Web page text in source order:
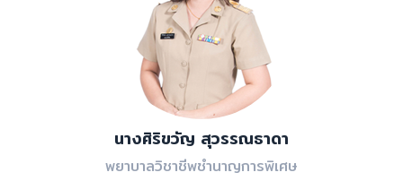
นางศิริขวัญ สุวรรณธาดา
พยาบาลวิชาชีพชำนาญการพิเศษ